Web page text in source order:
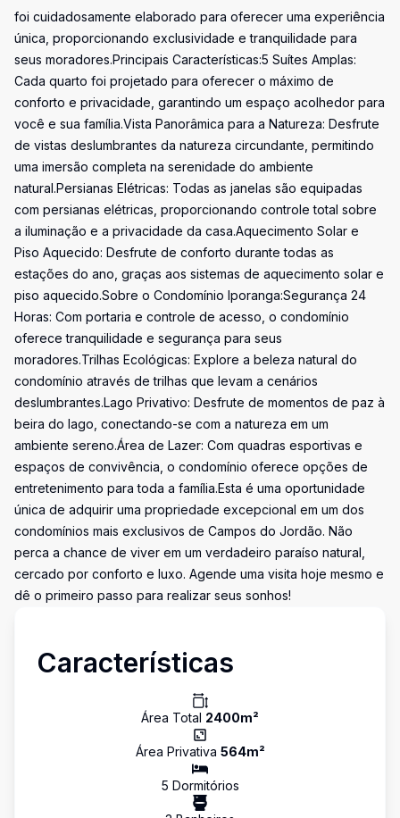
foi cuidadosamente elaborado para oferecer uma experiência
única, proporcionando exclusividade e tranquilidade para
seus moradores.Principais Características:5 Suítes Amplas:
Cada quarto foi projetado para oferecer o máximo de
conforto e privacidade, garantindo um espaço acolhedor para
você e sua família.Vista Panorâmica para a Natureza: Desfrute
de vistas deslumbrantes da natureza circundante, permitindo
uma imersão completa na serenidade do ambiente
natural.Persianas Elétricas: Todas as janelas são equipadas
com persianas elétricas, proporcionando controle total sobre
a iluminação e a privacidade da casa.Aquecimento Solar e
Piso Aquecido: Desfrute de conforto durante todas as
estações do ano, graças aos sistemas de aquecimento solar e
piso aquecido.Sobre o Condomínio Iporanga:Segurança 24
Horas: Com portaria e controle de acesso, o condomínio
oferece tranquilidade e segurança para seus
moradores.Trilhas Ecológicas: Explore a beleza natural do
condomínio através de trilhas que levam a cenários
deslumbrantes.Lago Privativo: Desfrute de momentos de paz à
beira do lago, conectando-se com a natureza em um
ambiente sereno.Área de Lazer: Com quadras esportivas e
espaços de convivência, o condomínio oferece opções de
entretenimento para toda a família.Esta é uma oportunidade
única de adquirir uma propriedade excepcional em um dos
condomínios mais exclusivos de Campos do Jordão. Não
perca a chance de viver em um verdadeiro paraíso natural,
cercado por conforto e luxo. Agende uma visita hoje mesmo e
dê o primeiro passo para realizar seus sonhos!
Características
Área Total 2400m²
Área Privativa 564m²
5 Dormitórios